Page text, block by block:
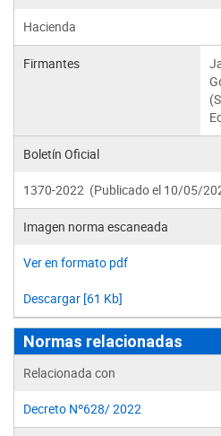
Hacienda
Firmantes
Boletín Oficial
1370-2022 (Publicado el 10/05/
Imagen norma escaneada
Ver en formato pdf
Descargar [61 Kb]
Normas relacionadas
Relacionada con
Decreto Nº628/ 2022